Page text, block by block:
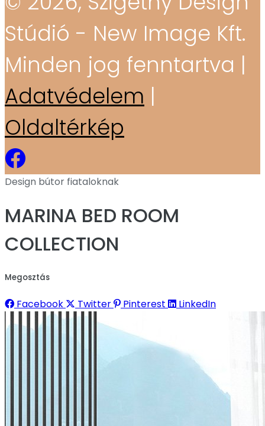
Stúdió - New Image Kft.
Minden jog fenntartva |
Adatvédelem |
Oldaltérkép
Design bútor fiataloknak
MARINA BED ROOM
COLLECTION
Megosztás
Facebook Twitter Pinterest LinkedIn